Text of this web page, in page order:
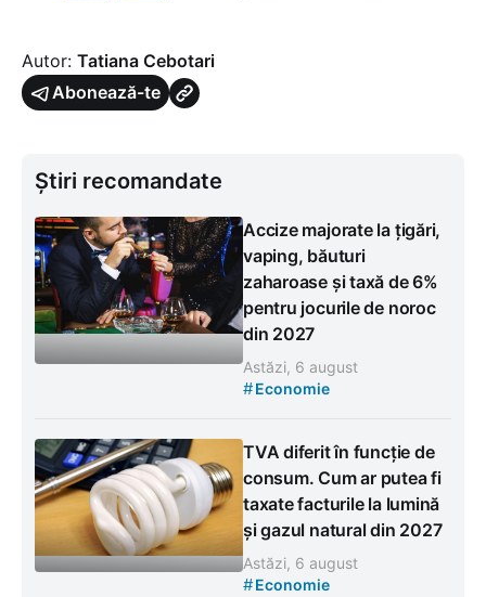
Autor: Tatiana Cebotari
Abonează-te
Știri recomandate
Accize majorate la țigări,
vaping, băuturi
zaharoase și taxă de 6%
pentru jocurile de noroc
din 2027
Astăzi, 6 august
#Economie
TVA diferit în funcție de
consum. Cum ar putea fi
taxate facturile la lumină
și gazul natural din 2027
Astăzi, 6 august
#Economie